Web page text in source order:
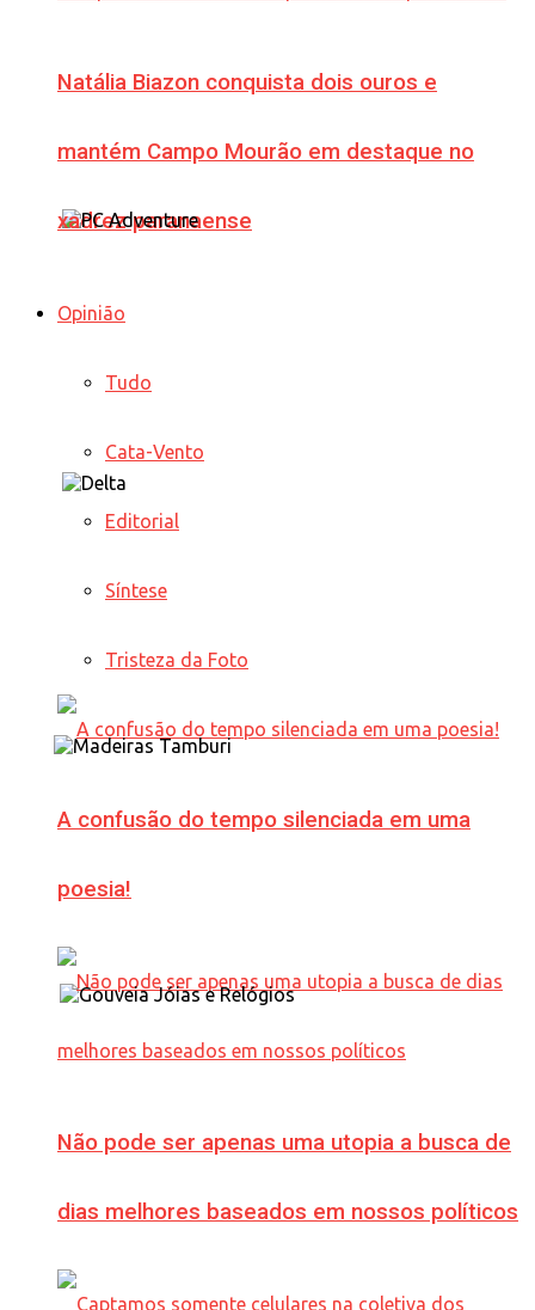
Natália Biazon conquista dois ouros e
mantém Campo Mourão em destaque no
xadrez paranaense
Opinião
Tudo
Cata-Vento
Editorial
Síntese
Tristeza da Foto
A confusão do tempo silenciada em uma
poesia!
Não pode ser apenas uma utopia a busca de
dias melhores baseados em nossos políticos